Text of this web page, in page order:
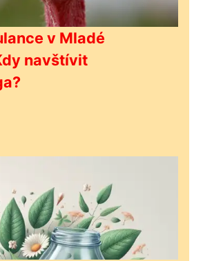
v Mladé
navštívit